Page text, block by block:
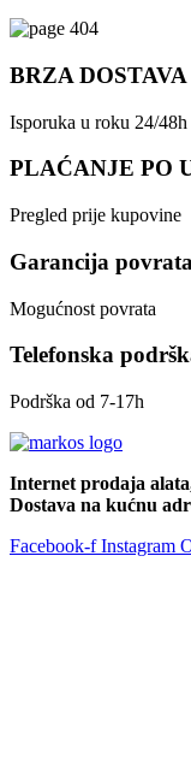
BRZA DOSTAVA
Isporuka u roku 24/48h
PLAĆANJE PO
Pregled prije kupovine
Garancija
Mogućnost povrata
Telefonska
Podrška od 7-17h
Internet prodaja
Dostava na kućnu
Facebook-f Instagram